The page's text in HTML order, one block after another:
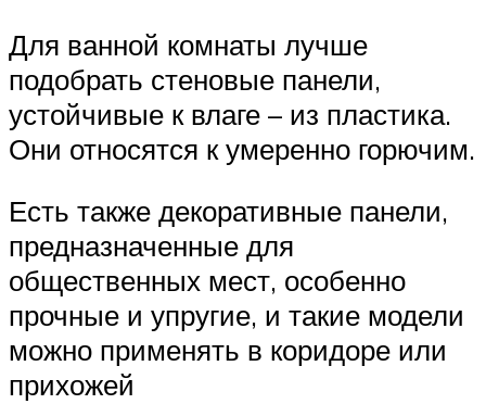
Для ванной комнаты лучше
подобрать стеновые панели,
устойчивые к влаге – из пластика.
Они относятся к умеренно горючим.
Есть также декоративные панели,
предназначенные для
общественных мест, особенно
прочные и упругие, и такие модели
можно применять в коридоре или
прихожей